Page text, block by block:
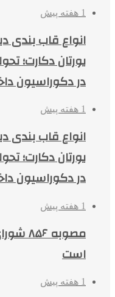
1 هفته پیش
انواع قاب بندی
یورتان دکارت؛
در دکوراسیون
1 هفته پیش
انواع قاب بندی
یورتان دکارت؛
در دکوراسیون
1 هفته پیش
مصوبه
است
1 هفته پیش